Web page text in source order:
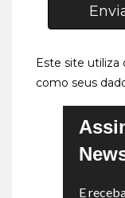
Este site utiliza
como seus
E